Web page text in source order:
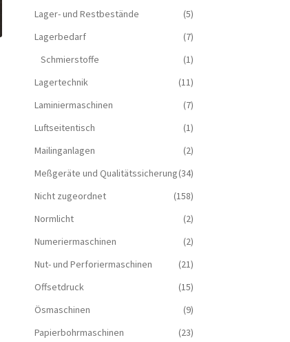
Lager- und Restbestände
(5)
Lagerbedarf
(7)
Schmierstoffe
(1)
Lagertechnik
(11)
Laminiermaschinen
(7)
Luftseitentisch
(1)
Mailinganlagen
(2)
Meßgeräte und Qualitätssicherung(34)
Nicht zugeordnet
(158)
Normlicht
(2)
Numeriermaschinen
(2)
Nut- und Perforiermaschinen
(21)
Offsetdruck
(15)
Ösmaschinen
(9)
Papierbohrmaschinen
(23)